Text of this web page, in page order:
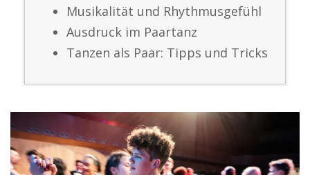
Musikalität und Rhythmusgefühl
Ausdruck im Paartanz
Tanzen als Paar: Tipps und Tricks